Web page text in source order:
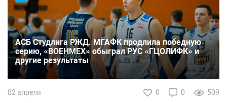
АСБ Студлига РЖД. МГАФК продлила победную
серию, «ВОЕНМЕХ» обыграл РУС «ГЦОЛИФК» и
другие результаты
02 апреля 0 0 509